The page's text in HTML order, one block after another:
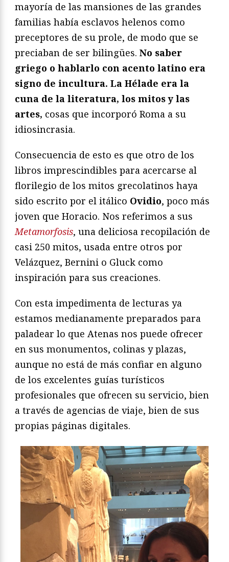
mayoría de las mansiones de las grandes
familias había esclavos helenos como
preceptores de su prole, de modo que se
preciaban de ser bilingües. No saber
griego o hablarlo con acento latino era
signo de incultura. La Hélade era la
cuna de la literatura, los mitos y las
artes, cosas que incorporó Roma a su
idiosincrasia.
Consecuencia de esto es que otro de los
libros imprescindibles para acercarse al
florilegio de los mitos grecolatinos haya
sido escrito por el itálico Ovidio, poco más
joven que Horacio. Nos referimos a sus
Metamorfosis, una deliciosa recopilación de
casi 250 mitos, usada entre otros por
Velázquez, Bernini o Gluck como
inspiración para sus creaciones.
Con esta impedimenta de lecturas ya
estamos medianamente preparados para
paladear lo que Atenas nos puede ofrecer
en sus monumentos, colinas y plazas,
aunque no está de más confiar en alguno
de los excelentes guías turísticos
profesionales que ofrecen su servicio, bien
a través de agencias de viaje, bien de sus
propias páginas digitales.